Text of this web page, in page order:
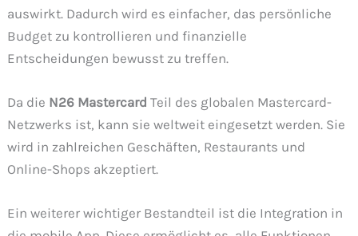
auswirkt. Dadurch wird es einfacher, das persönliche
Budget zu kontrollieren und finanzielle
Entscheidungen bewusst zu treffen.
Da die N26 Mastercard Teil des globalen Mastercard-
Netzwerks ist, kann sie weltweit eingesetzt werden. Sie
wird in zahlreichen Geschäften, Restaurants und
Online-Shops akzeptiert.
Ein weiterer wichtiger Bestandteil ist die Integration in